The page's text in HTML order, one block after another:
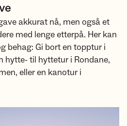
akkurat nå, men også et
med lenge etterpå. Her kan
behag: Gi bort en topptur i
hytte- til hyttetur i Rondane,
eller en kanotur i